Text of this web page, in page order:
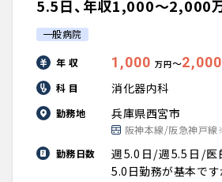
5.5日、年収1,000〜2,000
一般病院
年 収 1,000 万円〜2,000
科 目 消化器内科
勤務地 兵庫県西宮市
阪神本線/阪急神戸
勤務日数
週5.0日/週5.5日/医
5.0日勤務が基本です